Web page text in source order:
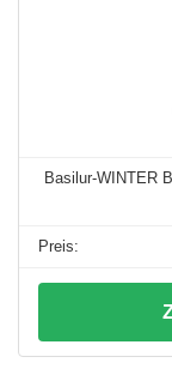
Basilur-WINTER